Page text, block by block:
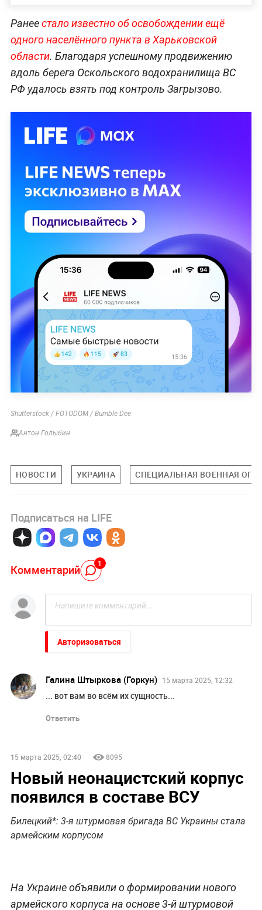
Ранеестало известно об освобождении ещё
одного населённого пункта в Харьковской
области. Благодаря успешному продвижению
вдоль берега Оскольского водохранилища ВС
РФ удалось взять под контроль Загрызово.
Shutterstock / FOTODOM / Bumble Dee
Антон Голыбин
НОВОСТИ УКРАИНА СПЕЦИАЛЬНАЯ ВОЕННАЯ
Подписаться на LIFE
Комментарий 1
Авторизоваться
Галина Штыркова (Горкун) 15 марта 2025, 12:32
... вот вам во всём их сущность...
Ответить
15 марта 2025, 02:40 8095
Новый неонацистский корпус
появился в составе ВСУ
Билецкий*: 3-я штурмовая бригада ВС Украины стала
армейским корпусом
На Украине объявили о формировании нового
армейского корпуса на основе 3-й штурмовой